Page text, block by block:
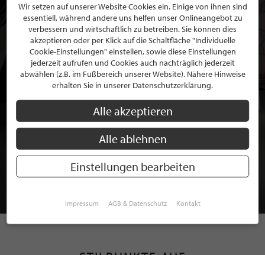
BEWERBEN SIE SICH FÜR EINE GRATIS
MITGLIEDSCHAFT BEI STILPUNKTE®
Wir setzen auf unserer Website Cookies ein. Einige von ihnen sind
essentiell, während andere uns helfen unser Onlineangebot zu
verbessern und wirtschaftlich zu betreiben. Sie können dies
akzeptieren oder per Klick auf die Schaltfläche "Individuelle
Cookie-Einstellungen" einstellen, sowie diese Einstellungen
jederzeit aufrufen und Cookies auch nachträglich jederzeit
abwählen (z.B. im Fußbereich unserer Website). Nähere Hinweise
erhalten Sie in unserer Datenschutzerklärung.
Alle akzeptieren
Alle ablehnen
Einstellungen bearbeiten
Impressum AGB & Datenschutz Kontakt